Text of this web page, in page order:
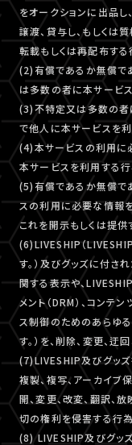
をオークションに出品し
譲渡、貸与し、もしくは
転載もしくは再配布する
(2)有償であるか無償で
は多数の者に本サービ
(3)不特定又は多数の者
で他人に本サービスを
(4)本サービスの利用に
本サービスを利用する
(5)有償であるか無償で
スの利用に必要な情報
これを開示もしくは提供
(6)LIVESHIP（
す。）及びグッズに付
関する表示や、
メント（DRM）、コンテ
ス制御のためのあらゆる
す。）を、削除、変更、
(7)LIVESHIP及びグッズ
複製、複写、アーカイブ
開、変更、改変、翻訳、
切の権利を侵害する行為
(8) LIVESHIP及びグッズ